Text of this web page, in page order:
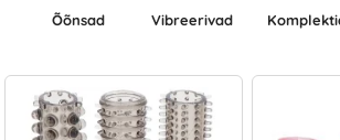
Õõnsad Vibreerivad